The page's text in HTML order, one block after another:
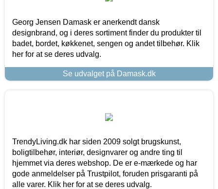
Georg Jensen Damask er anerkendt dansk
designbrand, og i deres sortiment finder du produkter til
badet, bordet, køkkenet, sengen og andet tilbehør. Klik
her for at se deres udvalg.
Se udvalget på Damask.dk
TrendyLiving.dk har siden 2009 solgt brugskunst,
boligtilbehør, interiør, designvarer og andre ting til
hjemmet via deres webshop. De er e-mærkede og har
gode anmeldelser på Trustpilot, foruden prisgaranti på
alle varer. Klik her for at se deres udvalg.